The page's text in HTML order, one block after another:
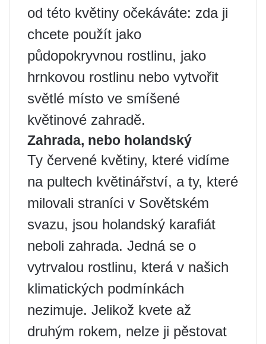
od této květiny očekáváte: zda ji
chcete použít jako
půdopokryvnou rostlinu, jako
hrnkovou rostlinu nebo vytvořit
světlé místo ve smíšené
květinové zahradě.
Zahrada, nebo holandský
Ty červené květiny, které vidíme
na pultech květinářství, a ty, které
milovali straníci v Sovětském
svazu, jsou holandský karafiát
neboli zahrada. Jedná se o
vytrvalou rostlinu, která v našich
klimatických podmínkách
nezimuje. Jelikož kvete až
druhým rokem, nelze ji pěstovat